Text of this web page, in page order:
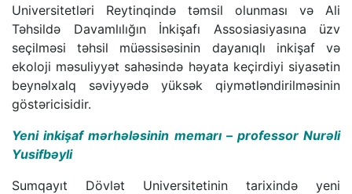
Universitetləri Reytinqində təmsil olunması və Ali
Təhsildə Davamlılığın İnkişafı Assosiasiyasına üzv
seçilməsi təhsil müəssisəsinin dayanıqlı inkişaf və
ekoloji məsuliyyət sahəsində həyata keçirdiyi siyasətin
beynəlxalq səviyyədə yüksək qiymətləndirilməsinin
göstəricisidir.
Yeni inkişaf mərhələsinin memarı – professor Nurəli
Yusifbəyli
Sumqayıt Dövlət Universitetinin tarixində yeni